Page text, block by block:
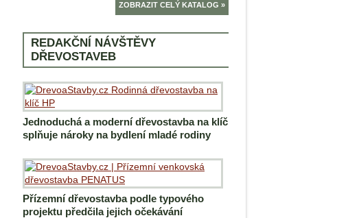
ZOBRAZIT CELÝ KATALOG »
REDAKČNÍ NÁVŠTĚVY
DŘEVOSTAVEB
Jednoduchá a moderní dřevostavba na klíč
splňuje nároky na bydlení mladé rodiny
Přízemní dřevostavba podle typového
projektu předčila jejich očekávání